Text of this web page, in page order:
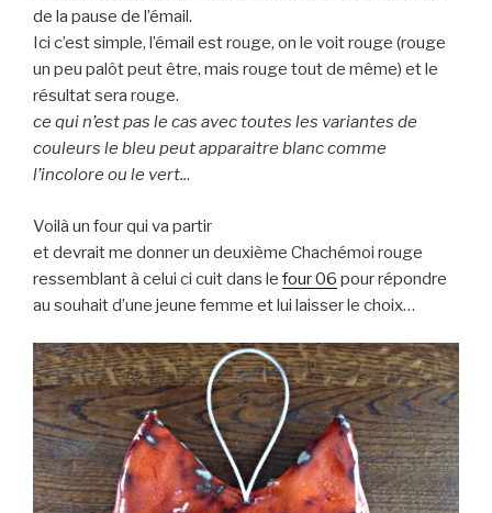
de la pause de l’émail.
Ici c’est simple, l’émail est rouge, on le voit rouge (rouge
un peu palôt peut être, mais rouge tout de même) et le
résultat sera rouge.
ce qui n’est pas le cas avec toutes les variantes de
couleurs le bleu peut apparaitre blanc comme
l’incolore ou le vert...
Voilà un four qui va partir
et devrait me donner un deuxième Chachémoi rouge
ressemblant à celui ci cuit dans le four 06 pour répondre
au souhait d’une jeune femme et lui laisser le choix…